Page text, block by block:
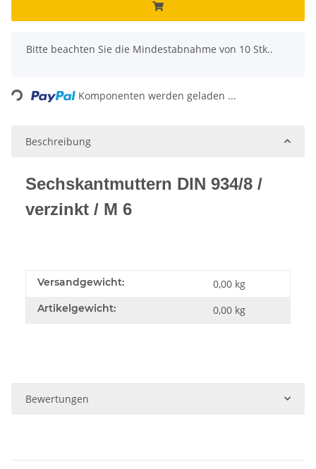
x
Bitte beachten Sie die Mindestabnahme von 10 Stk..
Komponenten werden geladen ...
Beschreibung
Sechskantmuttern DIN 934/8 /
verzinkt / M 6
Versandgewicht: 0,00 kg
Artikelgewicht: 0,00 kg
Bewertungen